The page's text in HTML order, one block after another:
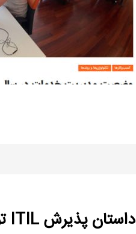
داستان پذیرش ITIL توسط بانک مرکانتیل / از ایجاد نقش ITIL بپرهیزید، مگر آنکه واقعاً به آن نیاز باشد